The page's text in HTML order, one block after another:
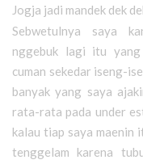
Jogja jadi mandek dek
Sebwetulnya saya
nggebuk lagi itu yang
cuman sekedar iseng-
banyak yang saya
rata-rata pada under
kalau tiap saya maenin
tenggelam karena